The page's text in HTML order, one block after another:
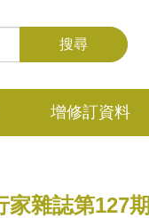
增修訂資料
家雜誌第127期